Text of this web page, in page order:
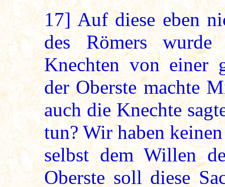
17] Auf diese eben
des Römers
Knechten von einer
der Oberste machte
auch die Knechte
tun? Wir haben
selbst dem Willen
Oberste soll diese